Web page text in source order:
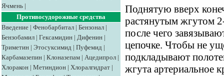
Ячмень |
Противосудорожные средства
Введение | Фенобарбитал | Бензонал |
Бензобамил | Гексамидин | Дифенин |
Триметин | Этосуксимид | Пуфемид |
Карбамазепин | Клоназепам | Ацедипрол |
Хлоракон | Метиндион | Хлоралгидрат |
Поднятую вверх
растянутым жгутом
после чего
цепочке. Чтобы не
подкладывают
жгута артериальное